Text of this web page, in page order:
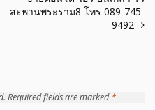
สะพานพระราม8 โทร 089-745-
9492
Required fields are marked*